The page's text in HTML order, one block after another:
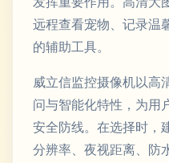
远程查看宠物、记录温
的辅助工具。
威立信监控摄像机以高
问与智能化特性，为用
安全防线。在选择时，
分辨率、夜视距离、防